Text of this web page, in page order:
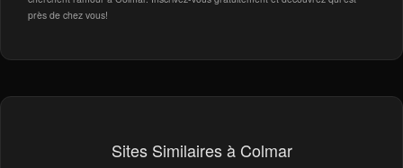
près de chez vous!
Sites Similaires à Colmar